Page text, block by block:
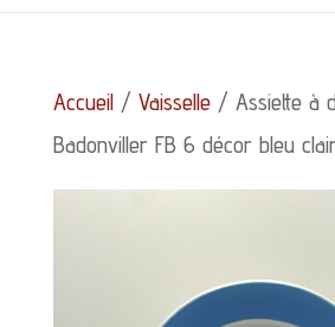
Accueil/ Vaisselle/ Assiette à
Badonviller FB 6 décor bleu